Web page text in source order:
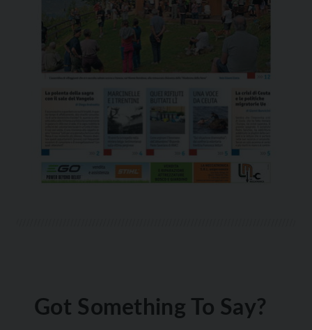
Got Something To Say?